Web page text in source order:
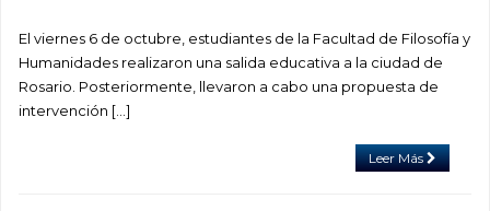
El viernes 6 de octubre, estudiantes de la Facultad de Filosofía y
Humanidades realizaron una salida educativa a la ciudad de
Rosario. Posteriormente, llevaron a cabo una propuesta de
intervención […]
Leer Más